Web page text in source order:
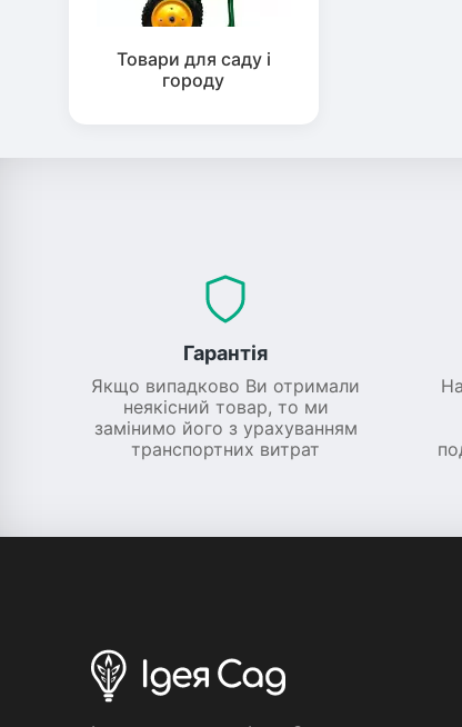
Товари для саду і
городу
Гарантія
Якщо випадково Ви отримали
неякісний товар, то ми
замінимо його з урахуванням
транспортних витрат